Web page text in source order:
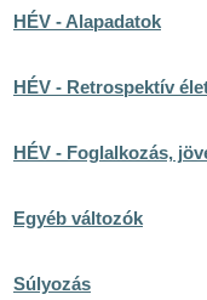
HÉV - Alapadatok
HÉV - Retrospektív
HÉV - Foglalkozás,
Egyéb változók
Súlyozás